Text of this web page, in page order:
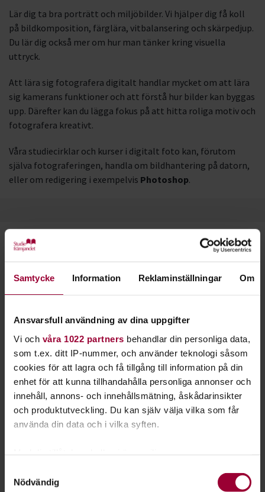
Samtycke Information Reklaminställningar Om
Ansvarsfull användning av dina uppgifter
Vi och våra 1022 partners behandlar din personliga data,
som t.ex. ditt IP-nummer, och använder teknologi såsom
cookies för att lagra och få tillgång till information på din
enhet för att kunna tillhandahålla personliga annonser och
innehåll, annons- och innehållsmätning, åskådarinsikter
och produktutveckling. Du kan själv välja vilka som får
använda din data och i vilka syften.
som kan ha en noggrannhet på upp till flera meter
Nödvändig
Lär dig ta bra porträtt och miljöbilder. Vi hjälper dig få koll
på bildkomposition, färglära, vitbalansering och skärpedjup.
Du lär dig också mer om hur man tänker kring visuella
uttryck.
Att lära sig fotografera digitalt handlar mycket om att lära
sig kamerans funktioner och att förstå hur bilder kan byggas
upp. Därefter kan du lägga fokus på att hitta roliga motiv och
fotografera kreativt.
Våra studiecirklar och kurser i digitalt foto kan, förutom
själva fotograferingen, handla om bildhantering på datorn,
eller om redigering i exempelvis Photoshop.
Starta en studiecirkel!
Lär dig tillsammans med andra genom att starta en
Läs mer om att starta studiecirkel
Nästa steg
Foto